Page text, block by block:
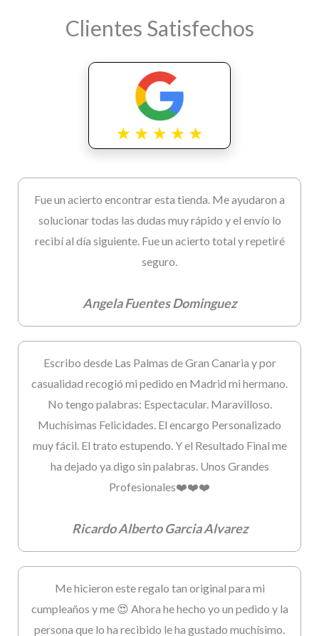
Clientes Satisfechos
Fue un acierto encontrar esta tienda. Me ayudaron a
solucionar todas las dudas muy rápido y el envío lo
recibí al día siguiente. Fue un acierto total y repetiré
seguro.
Angela Fuentes Dominguez
Escribo desde Las Palmas de Gran Canaria y por
casualidad recogió mi pedido en Madrid mi hermano.
No tengo palabras: Espectacular. Maravilloso.
Muchísimas Felicidades. El encargo Personalizado
muy fácil. El trato estupendo. Y el Resultado Final me
ha dejado ya digo sin palabras. Unos Grandes
Profesionales❤️❤️❤️
Ricardo Alberto Garcia Alvarez
Me hicieron este regalo tan original para mi
cumpleaños y me 😍 Ahora he hecho yo un pedido y la
persona que lo ha recibido le ha gustado muchísimo.